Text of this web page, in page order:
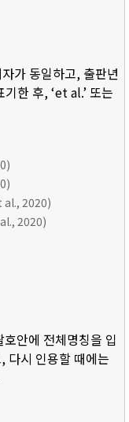
가 동일하고, 출판년
한 후, ‘et al.’ 또는
2020)
2020)
안에 전체명칭을 입
다시 인용할 때에는